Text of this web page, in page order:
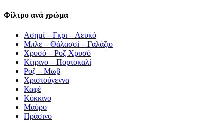
Φίλτρο ανά χρώμα
Ασημί – Γκρι – Λευκό
Μπλε – Θάλασσi – Γαλάζιο
Χρυσό – Ροζ Χρυσό
Κίτρινο – Πορτοκαλί
Ροζ – Μωβ
Χριστούγεννα
Καφέ
Κόκκινο
Μαύρο
Πράσινο